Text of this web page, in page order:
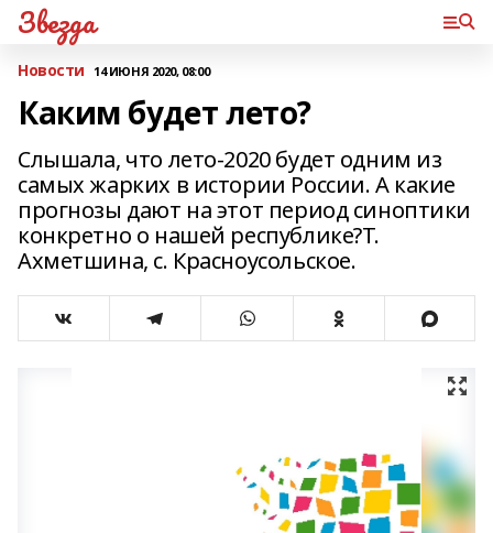
Звезда
Новости 14 ИЮНЯ 2020, 08:00
Каким будет лето?
Слышала, что лето-2020 будет одним из
самых жарких в истории России. А какие
прогнозы дают на этот период синоптики
конкретно о нашей республике?Т.
Ахметшина, с. Красноусольское.